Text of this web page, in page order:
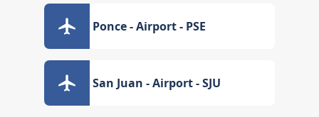
Ponce - Airport - PSE
San Juan - Airport - SJU